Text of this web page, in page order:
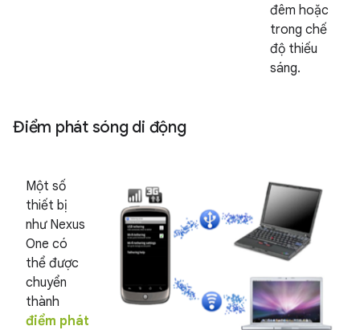
đêm hoặc
trong chế
độ thiếu
sáng.
Điểm phát sóng di động
Một số
thiết bị
như Nexus
One có
thể được
chuyển
thành
điểm phát